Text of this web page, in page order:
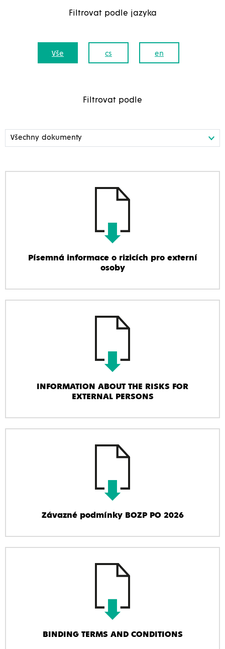
Filtrovat podle jazyka
Vše cs en
Filtrovat podle
Písemná informace o rizicích pro externí
osoby
INFORMATION ABOUT THE RISKS FOR
EXTERNAL PERSONS
Závazné podmínky BOZP PO 2026
BINDING TERMS AND CONDITIONS